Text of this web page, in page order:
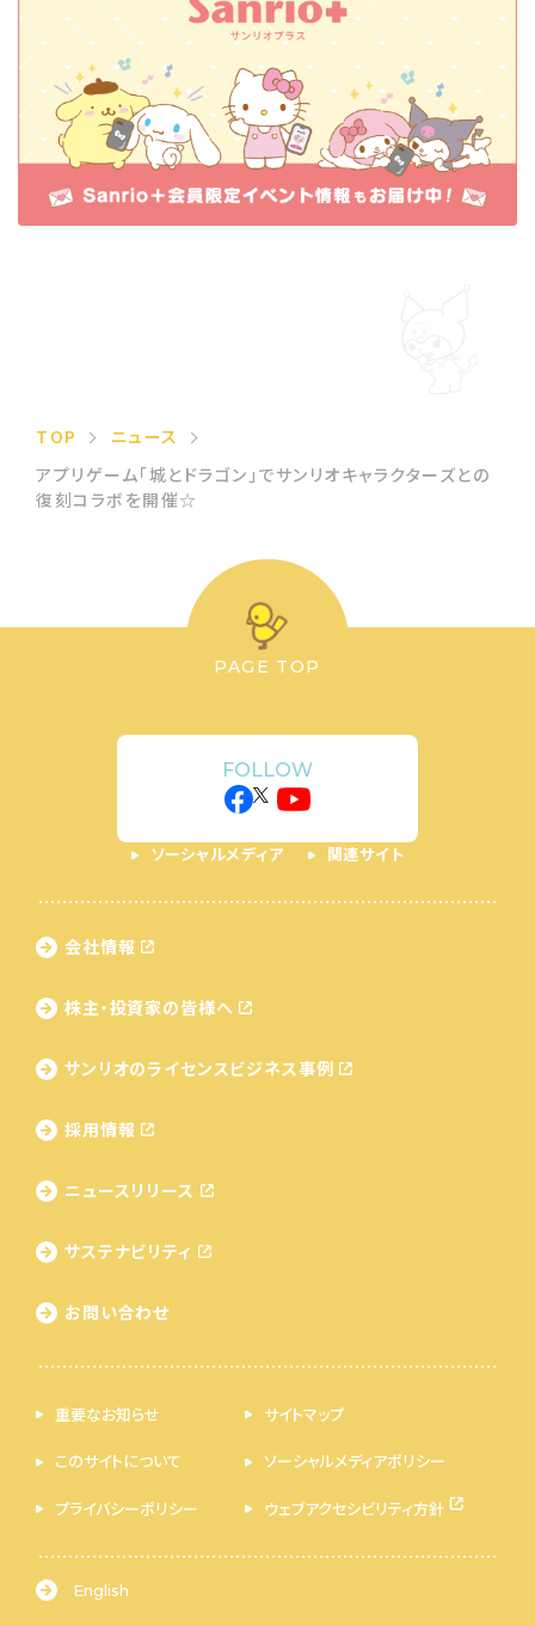
TOP
ニュース
アプリゲーム「城とドラゴン」でサンリオキャラクターズとの
復刻コラボを開催☆
PAGE TOP
FOLLOW
ソーシャルメディア 関連サイト
会社情報
株主・投資家の皆様へ
サンリオのライセンスビジネス事例
採用情報
ニュースリリース
サステナビリティ
お問い合わせ
重要なお知らせ サイトマップ
このサイトについて ソーシャルメディアポリシー
プライバシーポリシー ウェブアクセシビリティ方針
English